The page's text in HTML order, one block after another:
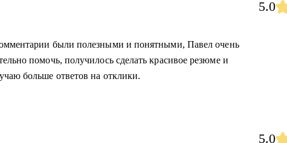
5.0
были полезными и понятными, Павел очень
помочь, получилось сделать красивое резюме и
больше ответов на отклики.
5.0